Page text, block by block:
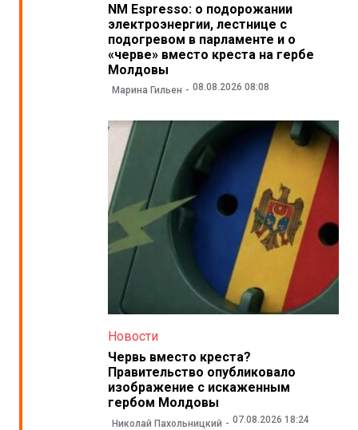
NM Espresso: о подорожании
электроэнергии, лестнице с
подогревом в парламенте и о
«черве» вместо креста на гербе
Молдовы
Марина Гильен 08.08.2026 08:08
Новости
Червь вместо креста?
Правительство опубликовало
изображение с искаженным
гербом Молдовы
Николай Пахольницкий 07.08.2026 18:24